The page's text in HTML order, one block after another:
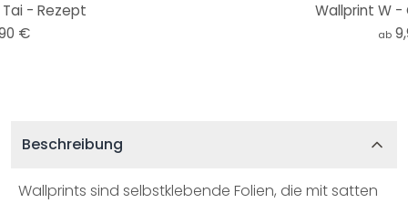
- Rezept
€
Wallprint W -
ab
Beschreibung
Wallprints sind selbstklebende Folien, die mit satten